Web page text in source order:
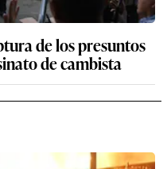
de los presuntos
de cambista